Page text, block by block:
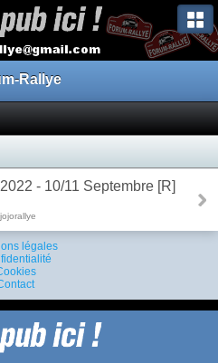
Rallye
- 10/11 Septembre [R]
légales